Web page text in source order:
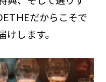
だからこそで
けします。